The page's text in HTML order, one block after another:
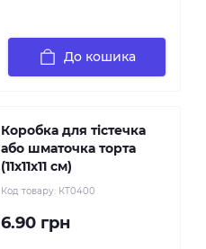
До кошика
Коробка для тістечка
або шматочка торта
(11х11х11 см)
Код товару: КТ0400
6.90 грн